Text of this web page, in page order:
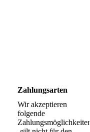
Zahlungsarten
Wir akzeptieren
folgende
Zahlungsmöglichkeiten: